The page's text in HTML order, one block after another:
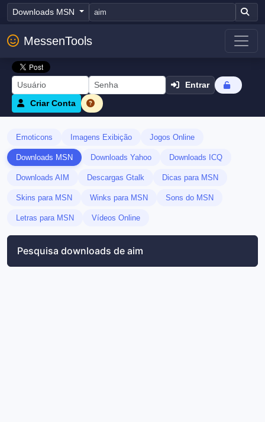
Downloads MSN
MessenTools
Entrar
Criar Conta
Emoticons Imagens Exibição Jogos Online
Downloads MSN Downloads Yahoo Downloads ICQ
Downloads AIM Descargas Gtalk Dicas para MSN
Skins para MSN Winks para MSN Sons do MSN
Letras para MSN Vídeos Online
Pesquisa downloads de aim